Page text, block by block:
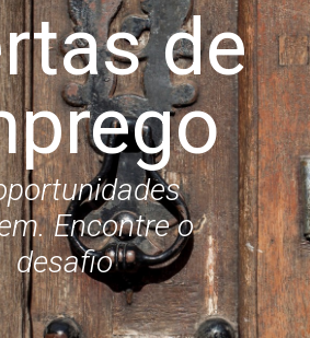
de
Encontre o
desafio